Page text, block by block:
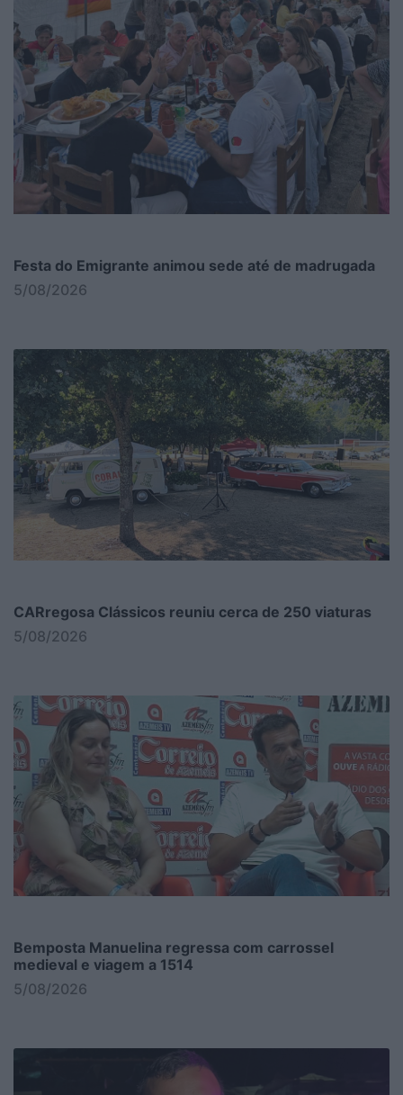
Festa do Emigrante animou sede até de madrugada
5/08/2026
CARregosa Clássicos reuniu cerca de 250 viaturas
5/08/2026
Bemposta Manuelina regressa com carrossel
medieval e viagem a 1514
5/08/2026